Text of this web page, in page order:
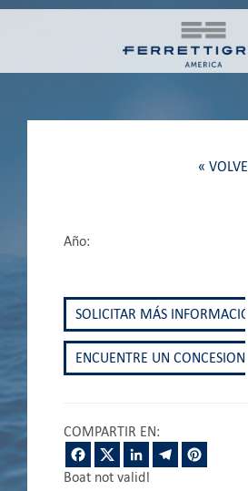
«
Año:
SOLICITAR MÁS
ENCUENTRE UN
COMPARTIR EN:
FacebookTwitterLinkedInTelegram
Boat not valid!